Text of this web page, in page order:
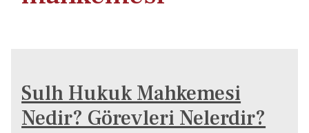
Sulh Hukuk Mahkemesi
Nedir? Görevleri Nelerdir?